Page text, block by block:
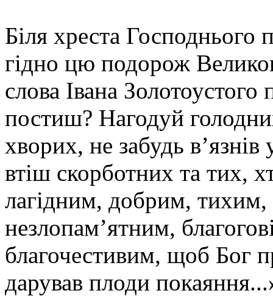
Біля хреста Господнього
гідно цю подорож
слова Івана
постиш? Нагодуй
хворих, не забудь
втіш скорботних та тих,
лагідним, добрим,
незлопам’ятним,
благочестивим, щоб Бог
дарував плоди